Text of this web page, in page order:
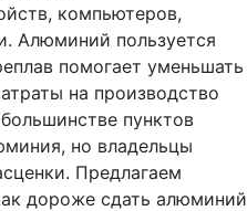
компьютеров,
Алюминий пользуется
помогает уменьшать
на производство
пунктов
но владельцы
Предлагаем
дороже сдать алюминий